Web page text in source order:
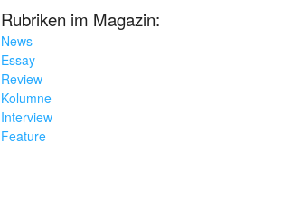
Rubriken im Magazin:
News
Essay
Review
Kolumne
Interview
Feature